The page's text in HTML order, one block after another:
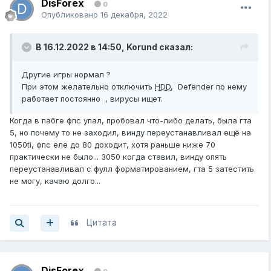
DisForex 0
Опубликовано 16 декабря, 2022
В 16.12.2022 в 14:50, Korund сказал:
Другие игры нормал ?
При этом желательно отключить HDD, Defender по нему
работает постоянно , вирусы ищет.
Когда в пабге фпс упал, пробовал что-либо делать, была гта
5, но почему то не заходил, винду переустанавливал ещё на
1050ti, фпс еле до 80 доходит, хотя раньше ниже 70
практически не было... 3050 когда ставил, винду опять
переустанавливал с фулл форматированием, гта 5 затестить
не могу, качаю долго...
Цитата